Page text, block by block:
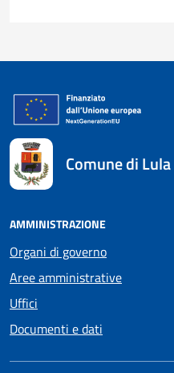
Comune di Lula
AMMINISTRAZIONE
Organi di governo
Aree amministrative
Uffici
Documenti e dati